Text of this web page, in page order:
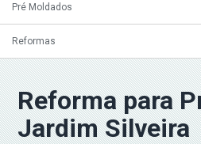
Pré Moldados
Reformas
Reforma para
Jardim Silveira